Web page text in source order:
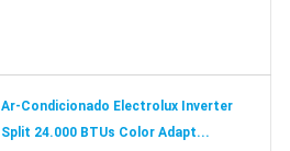
Ar-Condicionado Electrolux Inverter
Split 24.000 BTUs Color Adapt...